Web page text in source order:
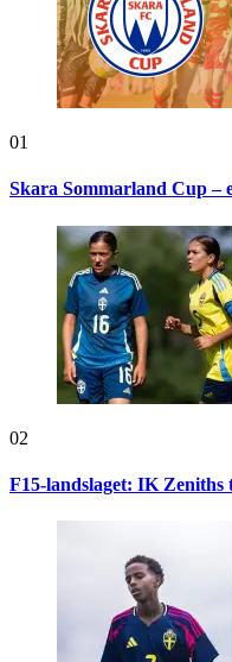
01
Skara Sommarland Cup –
02
F15-landslaget: IK